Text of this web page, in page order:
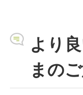
より
まの